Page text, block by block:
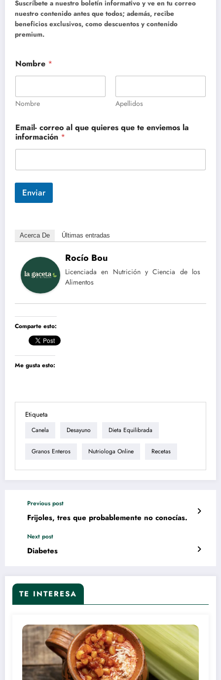
Suscríbete a nuestro boletín informativo y ve en tu correo
nuestro contenido antes que todos; además, recibe
beneficios exclusivos, como descuentos y contenido
premium.
Nombre *
Nombre Apellidos
Email- correo al que quieres que te enviemos la
información *
Enviar
Acerca De Últimas entradas
Rocío Bou
Licenciada en Nutrición y Ciencia de los
Alimentos
Comparte esto:
Me gusta esto:
Etiqueta
Canela Desayuno Dieta Equilibrada
Granos Enteros Nutriologa Online Recetas
Previous post
Frijoles, tres que probablemente no conocías.
Next post
Diabetes
TE INTERESA